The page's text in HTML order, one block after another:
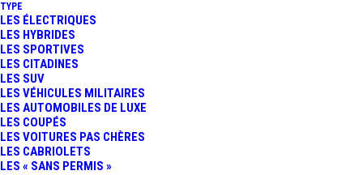
TYPE
LES ÉLECTRIQUES
LES HYBRIDES
LES SPORTIVES
LES CITADINES
LES SUV
LES VÉHICULES MILITAIRES
LES AUTOMOBILES DE LUXE
LES COUPÉS
LES VOITURES PAS CHÈRES
LES CABRIOLETS
LES « SANS PERMIS »